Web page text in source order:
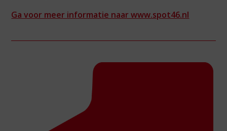
Ga voor meer informatie naar www.spot46.nl